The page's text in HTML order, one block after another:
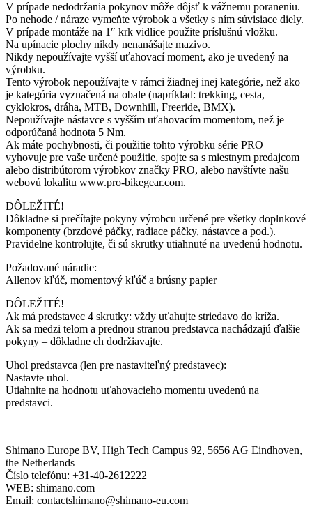
V prípade nedodržania pokynov môže dôjsť k vážnemu poraneniu.
Po nehode / náraze vymeňte výrobok a všetky s ním súvisiace diely.
V prípade montáže na 1″ krk vidlice použite príslušnú vložku.
Na upínacie plochy nikdy nenanášajte mazivo.
Nikdy nepoužívajte vyšší uťahovací moment, ako je uvedený na
výrobku.
Tento výrobok nepoužívajte v rámci žiadnej inej kategórie, než ako
je kategória vyznačená na obale (napríklad: trekking, cesta,
cyklokros, dráha, MTB, Downhill, Freeride, BMX).
Nepoužívajte nástavce s vyšším uťahovacím momentom, než je
odporúčaná hodnota 5 Nm.
Ak máte pochybnosti, či použitie tohto výrobku série PRO
vyhovuje pre vaše určené použitie, spojte sa s miestnym predajcom
alebo distribútorom výrobkov značky PRO, alebo navštívte našu
webovú lokalitu www.pro-bikegear.com.
DÔLEŽITÉ!
Dôkladne si prečítajte pokyny výrobcu určené pre všetky doplnkové
komponenty (brzdové páčky, radiace páčky, nástavce a pod.).
Pravidelne kontrolujte, či sú skrutky utiahnuté na uvedenú hodnotu.
Požadované náradie:
Allenov kľúč, momentový kľúč a brúsny papier
DÔLEŽITÉ!
Ak má predstavec 4 skrutky: vždy uťahujte striedavo do kríža.
Ak sa medzi telom a prednou stranou predstavca nachádzajú ďalšie
pokyny – dôkladne ch dodržiavajte.
Uhol predstavca (len pre nastaviteľný predstavec):
Nastavte uhol.
Utiahnite na hodnotu uťahovacieho momentu uvedenú na
predstavci.
Shimano Europe BV, High Tech Campus 92, 5656 AG Eindhoven,
the Netherlands
Číslo telefónu: +31-40-2612222
WEB: shimano.com
Email: contactshimano@shimano-eu.com